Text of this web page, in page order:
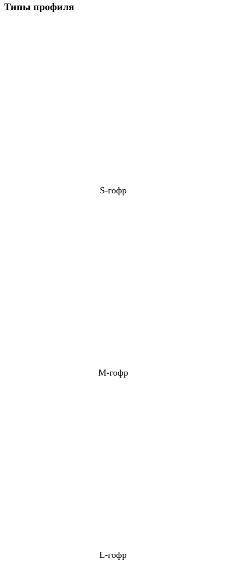
Типы профиля
S-гофр
M-гофр
L-гофр